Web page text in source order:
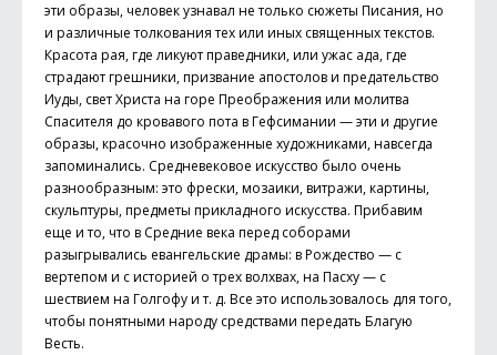
эти образы, человек узнавал не только сюжеты Писания, но
и различные толкования тех или иных священных текстов.
Красота рая, где ликуют праведники, или ужас ада, где
страдают грешники, призвание апостолов и предательство
Иуды, свет Христа на горе Преображения или молитва
Спасителя до кровавого пота в Гефсимании — эти и другие
образы, красочно изображенные художниками, навсегда
запоминались. Средневековое искусство было очень
разнообразным: это фрески, мозаики, витражи, картины,
скульптуры, предметы прикладного искусства. Прибавим
еще и то, что в Средние века перед соборами
разыгрывались евангельские драмы: в Рождество — с
вертепом и с историей о трех волхвах, на Пасху — с
шествием на Голгофу и т. д. Все это использовалось для того,
чтобы понятными народу средствами передать Благую
Весть.